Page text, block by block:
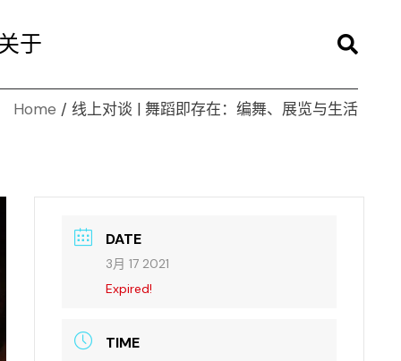
于
Home 线上对谈 | 舞蹈即存在：编舞、展览与生活
DATE
3月 17 2021
Expired!
TIME